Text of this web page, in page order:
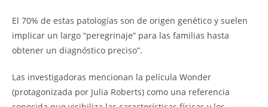
El 70% de estas patologías son de origen genético y suelen
implicar un largo “peregrinaje” para las familias hasta
obtener un diagnóstico preciso”.
Las investigadoras mencionan la película Wonder
(protagonizada por Julia Roberts) como una referencia